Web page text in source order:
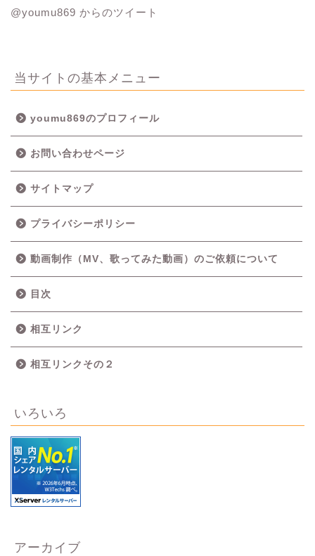
@youmu869 からのツイート
当サイトの基本メニュー
youmu869のプロフィール
お問い合わせページ
サイトマップ
プライバシーポリシー
動画制作（MV、歌ってみた動画）のご依頼について
目次
相互リンク
相互リンクその２
いろいろ
アーカイブ